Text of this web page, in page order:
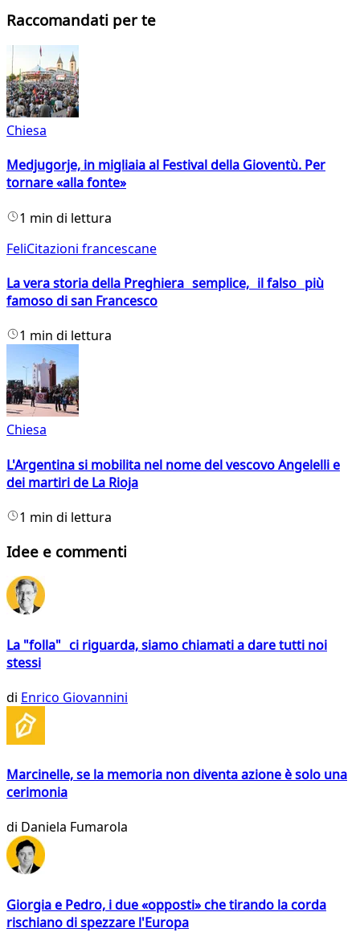
Raccomandati per te
Chiesa
Medjugorje, in migliaia al Festival della Gioventù. Per
tornare «alla fonte»
1 min di lettura
FeliCitazioni francescane
La vera storia della Preghiera semplice, il falso più
famoso di san Francesco
1 min di lettura
Chiesa
L'Argentina si mobilita nel nome del vescovo Angelelli e
dei martiri de La Rioja
1 min di lettura
Idee e commenti
La "folla" ci riguarda, siamo chiamati a dare tutti noi
stessi
di Enrico Giovannini
Marcinelle, se la memoria non diventa azione è solo una
cerimonia
di Daniela Fumarola
Giorgia e Pedro, i due «opposti» che tirando la corda
rischiano di spezzare l'Europa